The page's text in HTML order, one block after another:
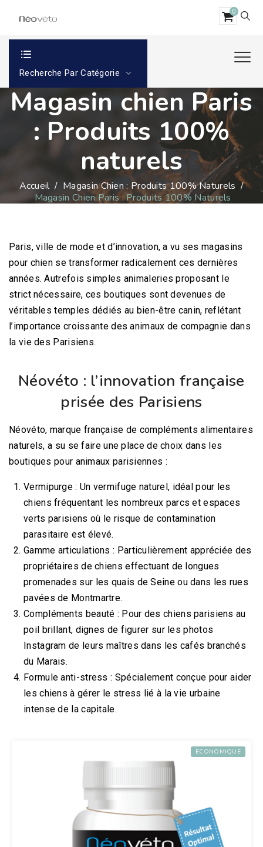
0
Recherche Par Catégorie
Magasin chien Paris
: Produits 100%
naturels
Accueil/ Magasin Chien : Produits 100% Naturels /
Magasin Chien Paris : Produits 100% Naturels
Paris, ville de mode et d’innovation, a vu ses magasins
pour chien se transformer radicalement ces dernières
années. Autrefois simples animaleries proposant le
strict nécessaire, ces boutiques sont devenues de
véritables temples dédiés au bien-être canin, reflétant
l’importance croissante des animaux de compagnie dans
la vie des Parisiens.
Néovéto : l’innovation française
prisée des Parisiens
Néovéto, marque française de compléments alimentaires
naturels, a su se faire une place de choix dans les
boutiques pour animaux parisiennes :
Vermipurge : Un vermifuge naturel, idéal pour les
chiens fréquentant les nombreux parcs et espaces
verts parisiens où le risque de contamination
parasitaire est élevé.
Gamme articulations : Particulièrement appréciée des
propriétaires de chiens effectuant de longues
promenades sur les quais de Seine ou dans les rues
pavées de Montmartre.
Compléments beauté : Pour des chiens parisiens au
poil brillant, dignes de figurer sur les photos
Instagram de leurs maîtres dans les cafés branchés
du Marais.
Formule anti-stress : Spécialement conçue pour aider
les chiens à gérer le stress lié à la vie urbaine
intense de la capitale.
ECONOMIQUE